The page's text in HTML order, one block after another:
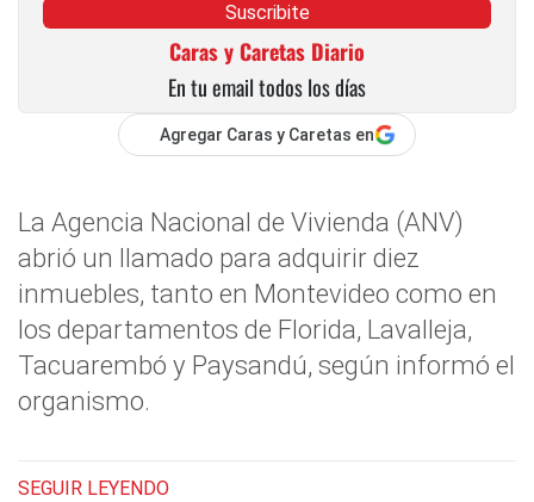
Suscribite
Caras y Caretas Diario
En tu email todos los días
Agregar Caras y Caretas en
La Agencia Nacional de Vivienda (ANV)
abrió un llamado para adquirir diez
inmuebles, tanto en Montevideo como en
los departamentos de Florida, Lavalleja,
Tacuarembó y Paysandú, según informó el
organismo.
SEGUIR LEYENDO